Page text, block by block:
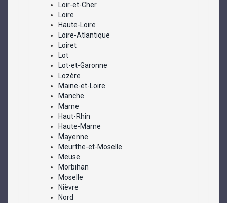
Loir-et-Cher
Loire
Haute-Loire
Loire-Atlantique
Loiret
Lot
Lot-et-Garonne
Lozère
Maine-et-Loire
Manche
Marne
Haut-Rhin
Haute-Marne
Mayenne
Meurthe-et-Moselle
Meuse
Morbihan
Moselle
Nièvre
Nord